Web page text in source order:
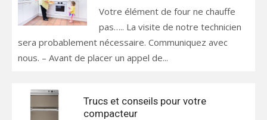
Votre élément de four ne chauffe
pas….. La visite de notre technicien
sera probablement nécessaire. Communiquez avec
nous. – Avant de placer un appel de...
Trucs et conseils pour votre
compacteur